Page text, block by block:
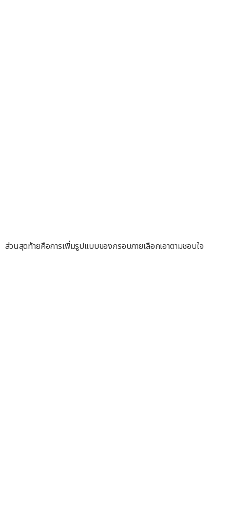
ส่วนสุดท้ายคือการเพิ่มรูปแบบของกรอบภายเลือกเอาตามชอบใจ